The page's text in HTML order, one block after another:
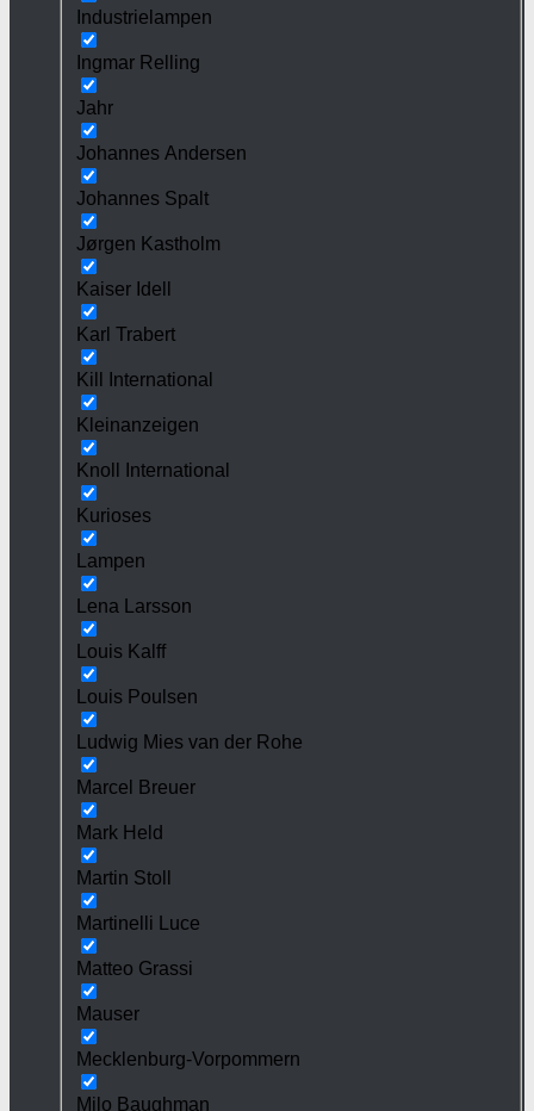
Industrielampen
Ingmar Relling
Jahr
Johannes Andersen
Johannes Spalt
Jørgen Kastholm
Kaiser Idell
Karl Trabert
Kill International
Kleinanzeigen
Knoll International
Kurioses
Lampen
Lena Larsson
Louis Kalff
Louis Poulsen
Ludwig Mies van der Rohe
Marcel Breuer
Mark Held
Martin Stoll
Martinelli Luce
Matteo Grassi
Mauser
Mecklenburg-Vorpommern
Milo Baughman